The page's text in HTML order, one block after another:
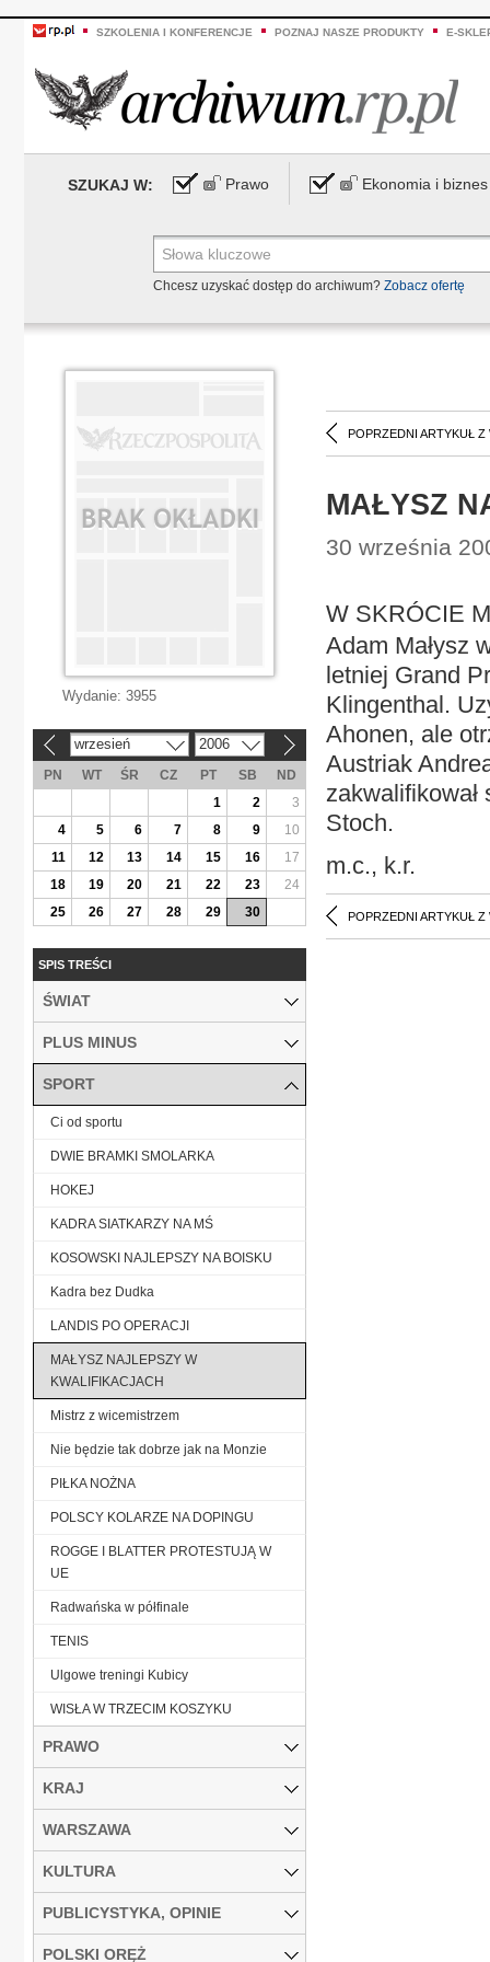
SZKOLENIA I KONFERENCJE POZNAJ NASZE PRODUKTY E-
SZUKAJ W: Prawo Ekonomia i biznes
Chcesz uzyskać dostęp do archiwum? Zobacz ofertę
POPRZEDNI ARTYKUŁ Z
MAŁYSZ
30 września
W SKRÓCIE
Adam Małysz
letniej Grand
Klingenthal.
Ahonen, ale
Austriak
Stoch.
m.c., k.r.
POPRZEDNI ARTYKUŁ Z
Wydanie: 3955
wrzesień 2006
PN WT ŚR CZ PT SB
ND
1
2
3
4
5 6 7 8 9
10
11
12 13 14 15 16
17
18
19 20 21 22 23
24
25
26 27 28 29 30
SPIS TREŚCI
ŚWIAT
PLUS MINUS
SPORT
Ci od sportu
DWIE BRAMKI SMOLARKA
HOKEJ
KADRA SIATKARZY NA MŚ
KOSOWSKI NAJLEPSZY NA BOISKU
Kadra bez Dudka
LANDIS PO OPERACJI
MAŁYSZ NAJLEPSZY W
KWALIFIKACJACH
Mistrz z wicemistrzem
Nie będzie tak dobrze jak na Monzie
PIŁKA NOŻNA
POLSCY KOLARZE NA DOPINGU
ROGGE I BLATTER PROTESTUJĄ W
UE
Radwańska w półfinale
TENIS
Ulgowe treningi Kubicy
WISŁA W TRZECIM KOSZYKU
PRAWO
KRAJ
WARSZAWA
KULTURA
PUBLICYSTYKA, OPINIE
POLSKI ORĘŻ